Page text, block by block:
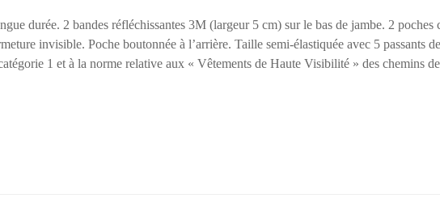
durée. 2 bandes réfléchissantes 3M (largeur 5 cm) sur le bas de jambe. 2 poches
invisible. Poche boutonnée à l’arrière. Taille semi-élastiquée avec 5 passants
1 et à la norme relative aux « Vêtements de Haute Visibilité » des chemins